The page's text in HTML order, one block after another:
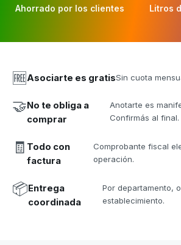
Ahorrado por los clientes Litros
🆓Asociarte es gratisSin cuota
🤝No te obliga a
comprar
Anotarte es
Confirmás al final.
🧾 Todo con
factura
Comprobante fiscal
operación.
📦Entrega
coordinada
Por departamento,
establecimiento.